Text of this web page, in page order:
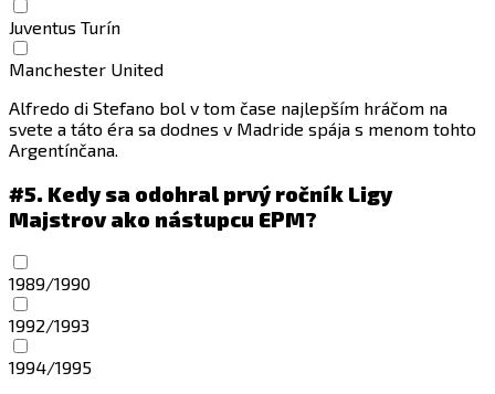
Juventus Turín
Manchester United
Alfredo di Stefano bol v tom čase najlepším hráčom na
svete a táto éra sa dodnes v Madride spája s menom tohto
Argentínčana.
#5. Kedy sa odohral prvý ročník Ligy
Majstrov ako nástupcu EPM?
1989/1990
1992/1993
1994/1995